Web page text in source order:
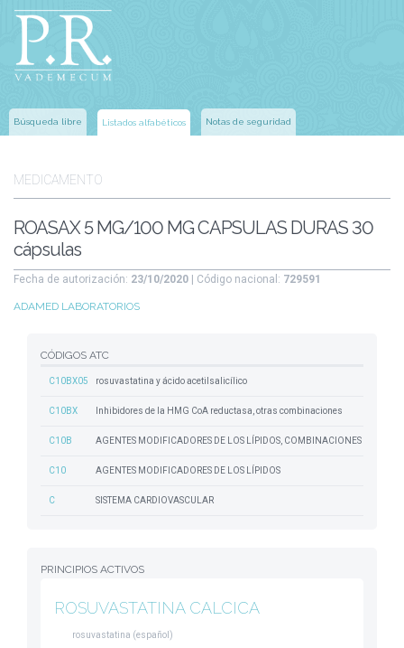
Búsqueda libre Listados alfabéticos Notas de seguridad
MEDICAMENTO
ROASAX 5 MG/100 MG CAPSULAS DURAS 30
cápsulas
Fecha de autorización: 23/10/2020 | Código nacional: 729591
ADAMED LABORATORIOS
CÓDIGOS ATC
C10BX05 rosuvastatina y ácido acetilsalicílico
C10BX Inhibidores de la HMG CoA reductasa, otras combinaciones
C10B AGENTES MODIFICADORES DE LOS LÍPIDOS, COMBINACIONES
C10 AGENTES MODIFICADORES DE LOS LÍPIDOS
C SISTEMA CARDIOVASCULAR
PRINCIPIOS ACTIVOS
ROSUVASTATINA CALCICA
rosuvastatina (español)